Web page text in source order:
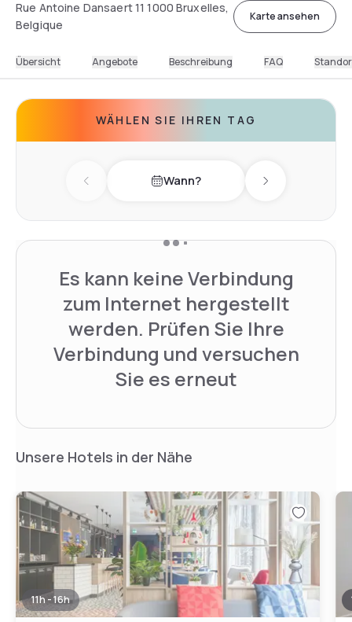
Rue Antoine Dansaert 11 1000 Bruxelles,
Belgique
Karte ansehen
Übersicht Angebote Beschreibung FAQ
WÄHLEN SIE IHREN TAG
Previous day Wann? Next day
Es kann keine Verbindung
zum Internet hergestellt
werden. Prüfen Sie Ihre
Verbindung und versuchen
Sie es erneut
Unsere Hotels in der Nähe
11h - 16h